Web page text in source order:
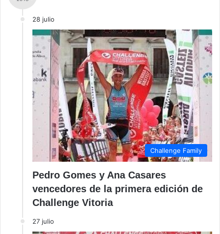
28 julio
Challenge Family
Pedro Gomes y Ana Casares
vencedores de la primera edición de
Challenge Vitoria
27 julio